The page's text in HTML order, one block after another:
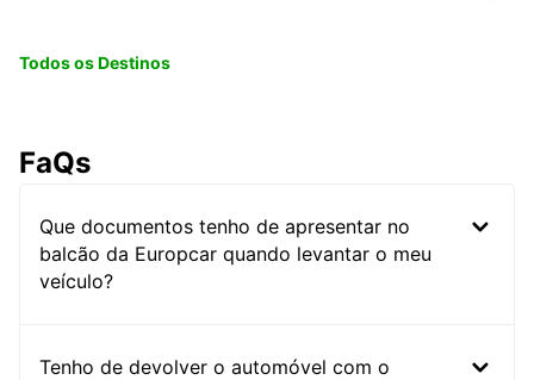
Todos os Destinos
FaQs
Que documentos tenho de apresentar no
balcão da Europcar quando levantar o meu
veículo?
Tenho de devolver o automóvel com o